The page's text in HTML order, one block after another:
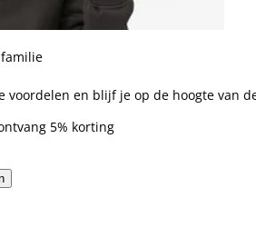
voordelen en blijf je op de hoogte van
5% korting